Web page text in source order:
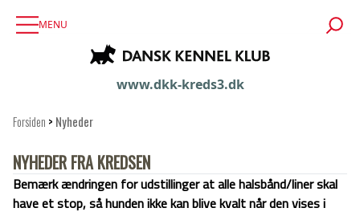
MENU
www.dkk-kreds3.dk
Forsiden > Nyheder
NYHEDER FRA KREDSEN
Bemærk ændringen for udstillinger at alle halsbånd/liner skal
have et stop, så hunden ikke kan blive kvalt når den vises i